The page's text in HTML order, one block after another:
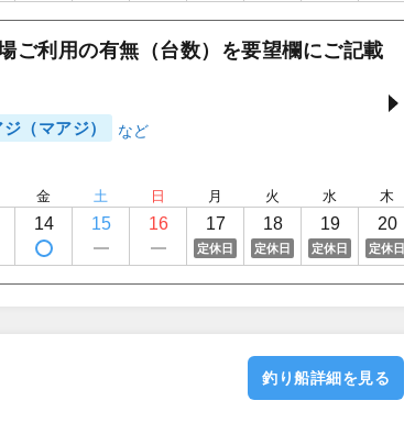
ご利用の有無（台数）を要望欄にご記載
ジ（マアジ）
金
14
土
15
日
16
月
17
定休日
火
18
定休日
水
19
定休日
木
20
定休日
釣り船詳細を見る